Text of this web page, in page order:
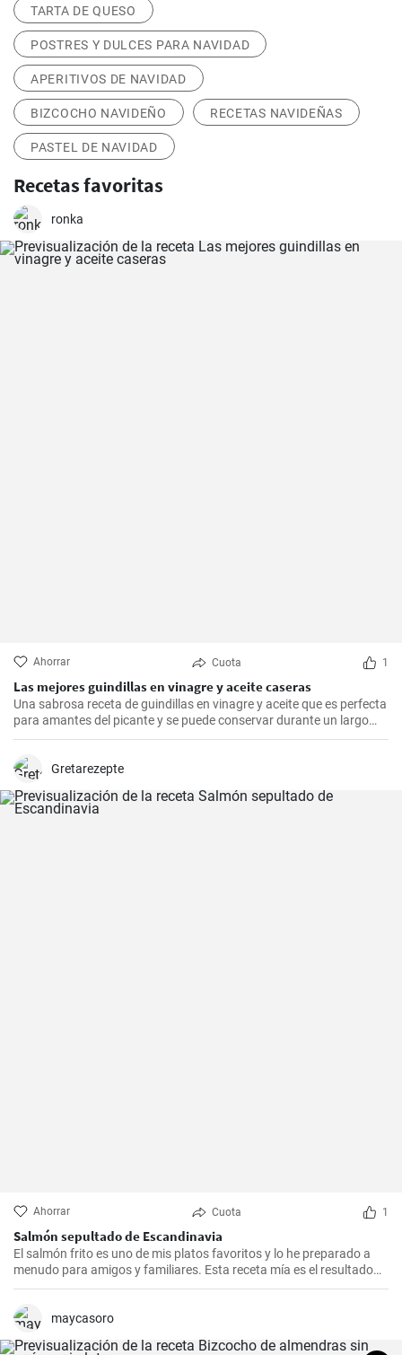
TARTA DE QUESO
POSTRES Y DULCES PARA NAVIDAD
APERITIVOS DE NAVIDAD
BIZCOCHO NAVIDEÑO RECETAS NAVIDEÑAS
PASTEL DE NAVIDAD
Recetas favoritas
ronka
Ahorrar Cuota 1
Las mejores guindillas en vinagre y aceite caseras
Una sabrosa receta de guindillas en vinagre y aceite que es perfecta
para amantes del picante y se puede conservar durante un largo
periodo de tiempo.
Gretarezepte
Ahorrar Cuota 1
Salmón sepultado de Escandinavia
El salmón frito es uno de mis platos favoritos y lo he preparado a
menudo para amigos y familiares. Esta receta mía es el resultado
de mucha experimentación y personalización. Lo sorprendente es
impresionante. Un trozo de filete de salmón fresco se marina en un
encurtido picante y está listo para servir al cabo de dos días.
maycasoro